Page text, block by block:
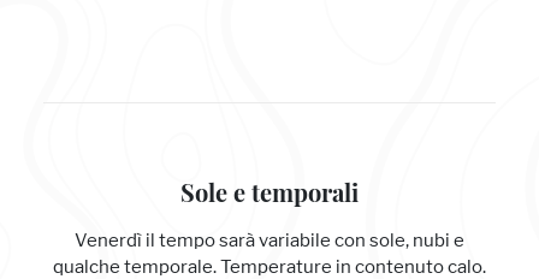
Sole e temporali
Venerdì il tempo sarà variabile con sole, nubi e
qualche temporale. Temperature in contenuto calo.